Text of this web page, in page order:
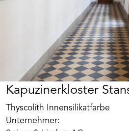
Art. Nr. BK382
Gipsgrund fein / grob
Lösemittelfreier, rationeller
und Leichtbauplatten, speziell
im Wand- und Deckenbereich.
Kapuzinerkloster
Thyscolith Innensilikatfarbe
Unternehmer: